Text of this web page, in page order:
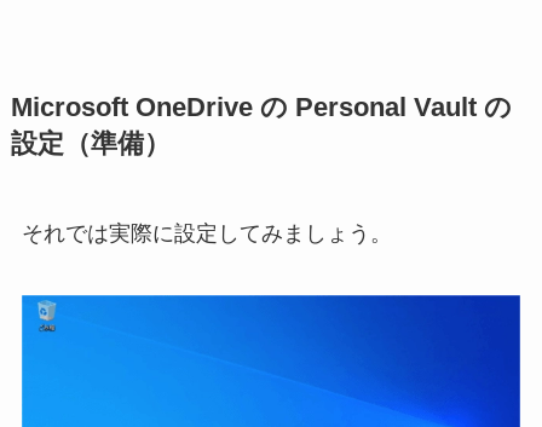
Microsoft OneDrive の Personal Vault の
設定（準備）
それでは実際に設定してみましょう。